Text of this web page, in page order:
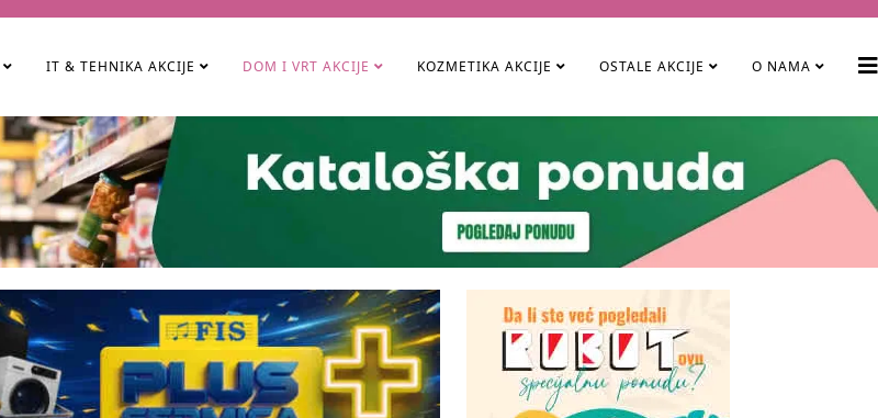
IT & TEHNIKA AKCIJE DOM I VRT AKCIJE KOZMETIKA AKCIJE OSTALE AKCIJE O NAMA